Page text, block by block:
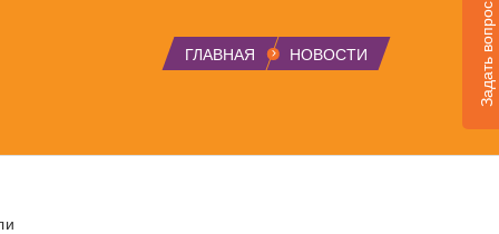
ГЛАВНАЯ НОВОСТИ Задать вопрос